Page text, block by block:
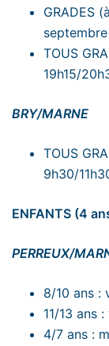
GRADES
TOUS
19h15/
BRY/MARNE
TOUS
9h30/
ENFANTS (4
PERREUX/
8/10 ans :
11/13 ans
4/7 ans :